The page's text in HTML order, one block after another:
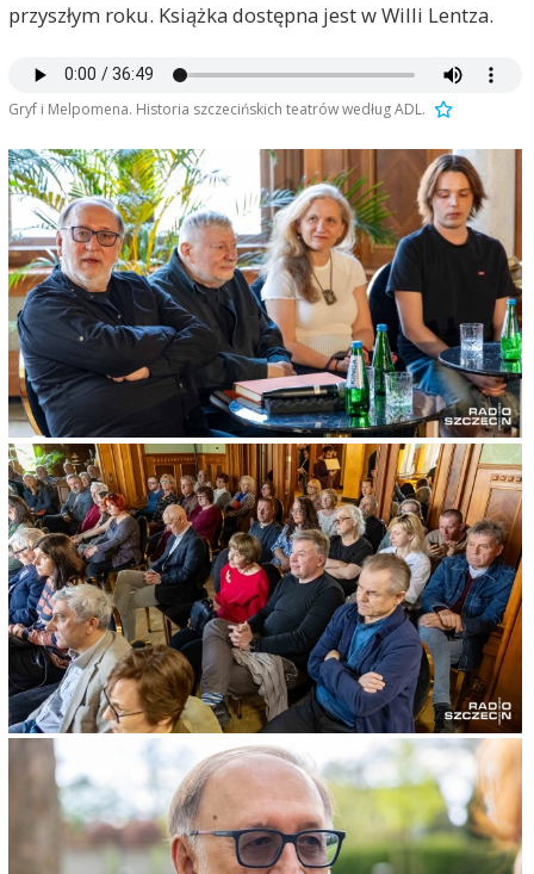
przyszłym roku. Książka dostępna jest w Willi Lentza.
Gryf i Melpomena. Historia szczecińskich teatrów według ADL.